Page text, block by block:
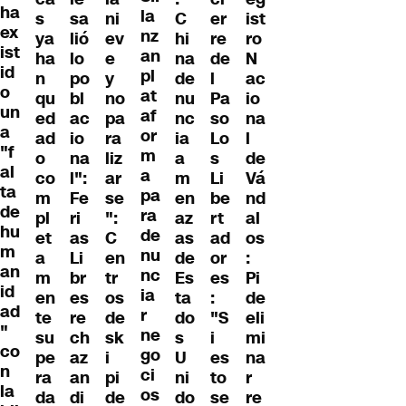
ha
ex
ist
id
o
un
a
"f
al
ta
de
hu
m
an
id
ad
"
co
n
la
s
ya
ha
n
qu
ed
ad
o
co
m
pl
et
a
m
en
te
su
pe
ra
da
sa
lió
lo
po
bl
ac
io
na
l":
Fe
ri
as
Li
br
es
re
ch
az
an
di
ni
ev
e
y
no
pa
ra
liz
ar
se
":
C
en
tr
os
de
sk
i
pi
de
la
nz
an
pl
at
af
or
m
a
pa
ra
de
nu
nc
ia
r
ne
go
ci
os
C
hi
na
de
nu
nc
ia
a
m
en
az
as
de
Es
ta
do
s
U
ni
do
er
re
de
l
Pa
so
Lo
s
Li
be
rt
ad
or
es
:
"S
i
es
to
se
ist
ro
N
ac
io
na
l
de
Vá
nd
al
os
:
Pi
de
eli
mi
na
r
re